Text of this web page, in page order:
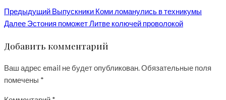
Предыдущий Выпускники Коми ломанулись в техникумы
Далее Эстония поможет Литве колючей проволокой
Добавить комментарий
Ваш адрес email не будет опубликован.Обязательные поля
помечены *